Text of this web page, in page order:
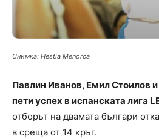
Снимка: Hestia Menorca
Павлин Иванов, Емил Стоилов
пети успех в испанската лига
отборът на двамата българи
в среща от 14 кръг.